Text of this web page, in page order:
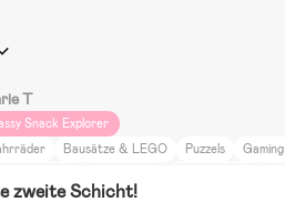
T
Snack Explorer
Bausätze & LEGO Puzzels Gaming
Wiberg
Babblarna
zweite Schicht!